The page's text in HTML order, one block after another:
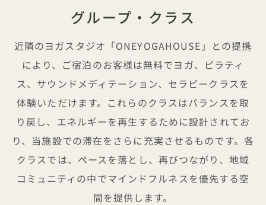
グループ・クラス
近隣のヨガスタジオ「ONEYOGAHOUSE」との提携
により、ご宿泊のお客様は無料でヨガ、ピラティ
ス、サウンドメディテーション、セラピークラスを
体験いただけます。これらのクラスはバランスを取
り戻し、エネルギーを再生するために設計されてお
り、当施設での滞在をさらに充実させるものです。各
クラスでは、ペースを落とし、再びつながり、地域
コミュニティの中でマインドフルネスを優先する空
間を提供します。